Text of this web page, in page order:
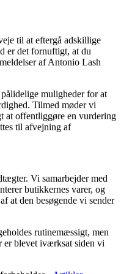
til at eftergå adskillige
er det fornuftigt, at du
af Antonio Lash
muligheder for at
Tilmed møder vi
at offentliggøre en vurdering
til afvejning af
Vi samarbejder med
butikkernes varer, og
at den besøgende vi sender
rutinemæssigt, men
er blevet iværksat siden vi